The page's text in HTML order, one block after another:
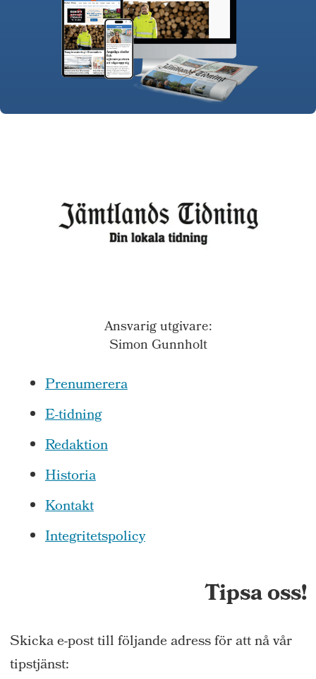
Ansvarig utgivare:
Simon Gunnholt
Prenumerera
E-tidning
Redaktion
Historia
Kontakt
Integritetspolicy
Tipsa oss!
Skicka e-post till följande adress för att nå vår
tipstjänst: